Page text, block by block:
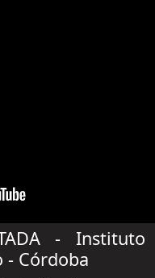
- Instituto
- Córdoba